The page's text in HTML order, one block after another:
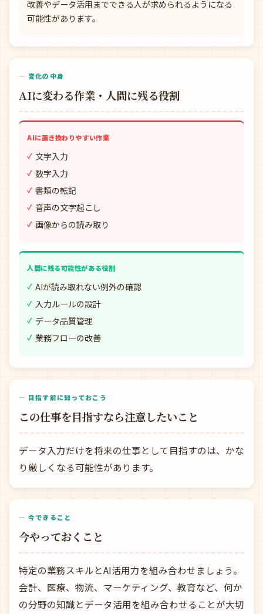
改善やデータ活用までできる人が求められるようになる
可能性があります。
— 変化の中身
AIに変わる作業・人間に残る役割
AIに置き換わりやすい作業
文字入力
数字入力
書類の転記
音声の文字起こし
画像からの読み取り
人間に残る可能性がある役割
AIが読み取れない例外の確認
入力ルールの設計
データ品質管理
業務フローの改善
— 目指す前に知っておこう
この仕事を目指すなら注意したいこと
データ入力だけを将来の仕事として目指すのは、かな
り厳しくなる可能性があります。
— 今できること
今やっておくこと
特定の業務スキルとAI活用力を組み合わせましょう。
会計、医療、物流、マーケティング、教育など、何か
の分野の知識とデータ活用を組み合わせることが大切